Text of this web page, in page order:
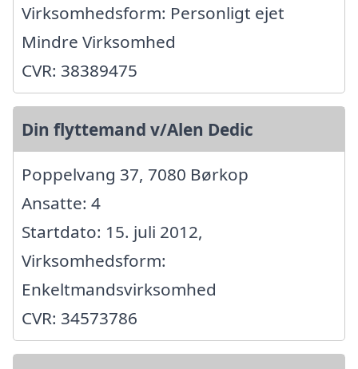
Virksomhedsform: Personligt ejet
Mindre Virksomhed
CVR: 38389475
Din flyttemand v/Alen Dedic
Poppelvang 37, 7080 Børkop
Ansatte: 4
Startdato: 15. juli 2012,
Virksomhedsform:
Enkeltmandsvirksomhed
CVR: 34573786